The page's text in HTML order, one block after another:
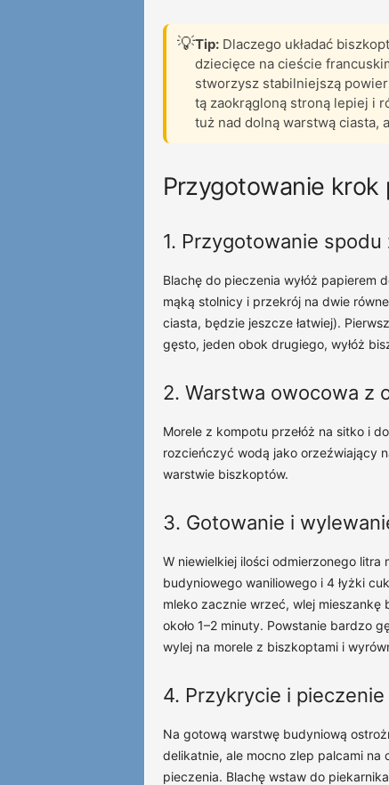
💡Tip:Dlaczego układać
dziecięce na cieście
stworzysz stabilniejszą
tą zaokrągloną stroną lepiej i
tuż nad dolną warstwą ciasta,
Przygotowanie krok
1. Przygotowanie
Blachę do pieczenia wyłóż papierem
mąką stolnicy i przekrój na dwie
ciasta, będzie jeszcze łatwiej).
gęsto, jeden obok drugiego, wyłóż
2. Warstwa owocowa z
Morele z kompotu przełóż na sitko i
rozcieńczyć wodą jako orzeźwiający
warstwie biszkoptów.
3. Gotowanie i
W niewielkiej ilości odmierzonego litra
budyniowego waniliowego i 4 łyżki
mleko zacznie wrzeć, wlej mieszankę
około 1–2 minuty. Powstanie bardzo
wylej na morele z biszkoptami i
4. Przykrycie i pieczenie
Na gotową warstwę budyniową
delikatnie, ale mocno zlep palcami na
pieczenia. Blachę wstaw do